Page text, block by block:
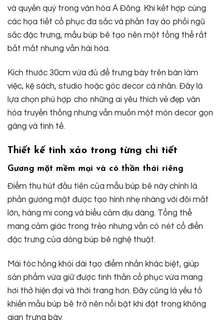
và quyền quý trong văn hóa Á Đông. Khi kết hợp cùng
các họa tiết cổ phục đa sắc và phần tay áo phối ngũ
sắc đặc trưng, mẫu búp bê tạo nên một tổng thể rất
bắt mắt nhưng vẫn hài hòa.
Kích thước 30cm vừa đủ để trưng bày trên bàn làm
việc, kệ sách, studio hoặc góc decor cá nhân. Đây là
lựa chọn phù hợp cho những ai yêu thích vẻ đẹp văn
hóa truyền thống nhưng vẫn muốn một món decor gọn
gàng và tinh tế.
Thiết kế tinh xảo trong từng chi tiết
Gương mặt mềm mại và có thần thái riêng
Điểm thu hút đầu tiên của mẫu búp bê này chính là
phần gương mặt được tạo hình nhẹ nhàng với đôi mắt
lớn, hàng mi cong và biểu cảm dịu dàng. Tổng thể
mang cảm giác trong trẻo nhưng vẫn có nét cổ điển
đặc trưng của dòng búp bê nghệ thuật.
Mái tóc hồng khói dài tạo điểm nhấn khác biệt, giúp
sản phẩm vừa giữ được tinh thần cổ phục vừa mang
hơi thở hiện đại và thời trang hơn. Đây cũng là yếu tố
khiến mẫu búp bê trở nên nổi bật khi đặt trong không
gian trưng bày.